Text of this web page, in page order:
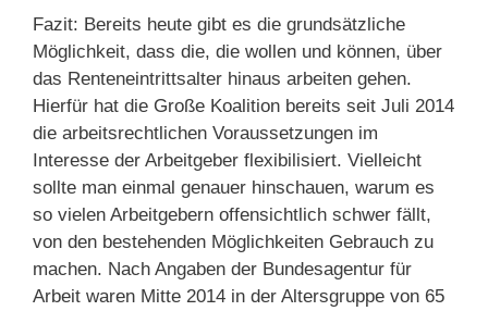
Fazit: Bereits heute gibt es die grundsätzliche
Möglichkeit, dass die, die wollen und können, über
das Renteneintrittsalter hinaus arbeiten gehen.
Hierfür hat die Große Koalition bereits seit Juli 2014
die arbeitsrechtlichen Voraussetzungen im
Interesse der Arbeitgeber flexibilisiert. Vielleicht
sollte man einmal genauer hinschauen, warum es
so vielen Arbeitgebern offensichtlich schwer fällt,
von den bestehenden Möglichkeiten Gebrauch zu
machen. Nach Angaben der Bundesagentur für
Arbeit waren Mitte 2014 in der Altersgruppe von 65